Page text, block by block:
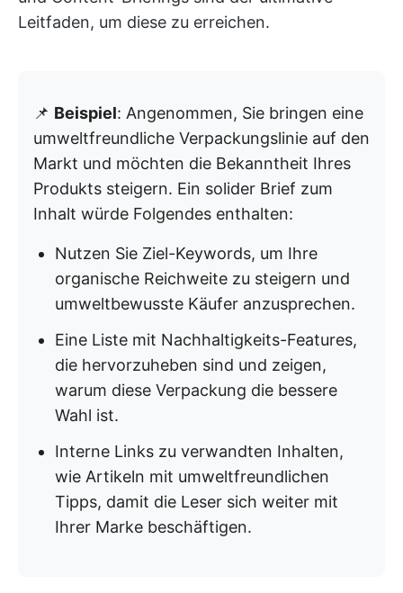
Leitfaden, um diese zu erreichen.
📌 Beispiel: Angenommen, Sie bringen eine
umweltfreundliche Verpackungslinie auf den
Markt und möchten die Bekanntheit Ihres
Produkts steigern. Ein solider Brief zum
Inhalt würde Folgendes enthalten:
Nutzen Sie Ziel-Keywords, um Ihre
organische Reichweite zu steigern und
umweltbewusste Käufer anzusprechen.
Eine Liste mit Nachhaltigkeits-Features,
die hervorzuheben sind und zeigen,
warum diese Verpackung die bessere
Wahl ist.
Interne Links zu verwandten Inhalten,
wie Artikeln mit umweltfreundlichen
Tipps, damit die Leser sich weiter mit
Ihrer Marke beschäftigen.